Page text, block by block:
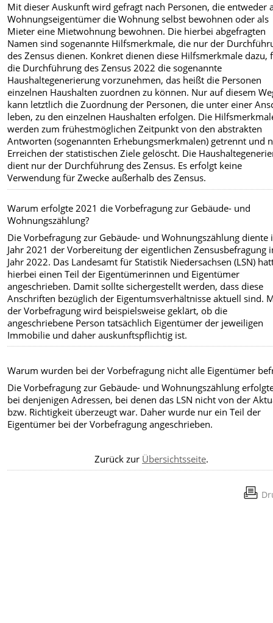
Mit dieser Auskunft wird gefragt nach Personen, die entweder
Wohnungseigentümer die Wohnung selbst bewohnen oder als
Mieter eine Mietwohnung bewohnen. Die hierbei abgefragten
Namen sind sogenannte Hilfsmerkmale, die nur der
des Zensus dienen. Konkret dienen diese Hilfsmerkmale dazu,
die Durchführung des Zensus 2022 die sogenannte
Haushaltegenerierung vorzunehmen, das heißt die Personen
einzelnen Haushalten zuordnen zu können. Nur auf diesem
kann letztlich die Zuordnung der Personen, die unter einer
leben, zu den einzelnen Haushalten erfolgen. Die
werden zum frühestmöglichen Zeitpunkt von den abstrakten
Antworten (sogenannten Erhebungsmerkmalen) getrennt und
Erreichen der statistischen Ziele gelöscht. Die
dient nur der Durchführung des Zensus. Es erfolgt keine
Verwendung für Zwecke außerhalb des Zensus.
Warum erfolgte 2021 die Vorbefragung zur Gebäude- und
Wohnungszählung?
Die Vorbefragung zur Gebäude- und Wohnungszählung diente
Jahr 2021 der Vorbereitung der eigentlichen Zensusbefragung
Jahr 2022. Das Landesamt für Statistik Niedersachsen (LSN)
hierbei einen Teil der Eigentümerinnen und Eigentümer
angeschrieben. Damit sollte sichergestellt werden, dass diese
Anschriften bezüglich der Eigentumsverhältnisse aktuell sind.
der Vorbefragung wird beispielsweise geklärt, ob die
angeschriebene Person tatsächlich Eigentümer der jeweiligen
Immobilie und daher auskunftspflichtig ist.
Warum wurden bei der Vorbefragung nicht alle Eigentümer
Die Vorbefragung zur Gebäude- und Wohnungszählung
bei denjenigen Adressen, bei denen das LSN nicht von der
bzw. Richtigkeit überzeugt war. Daher wurde nur ein Teil der
Eigentümer bei der Vorbefragung angeschrieben.
Zurück zur Übersichtsseite.